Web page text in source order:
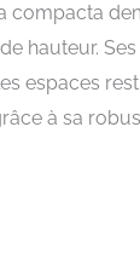
compacta
hauteur.
espaces
à sa